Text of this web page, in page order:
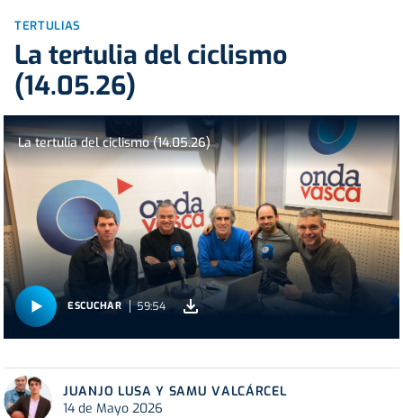
TERTULIAS
La tertulia del ciclismo
(14.05.26)
La tertulia del ciclismo (14.05.26)
ESCUCHAR 59:54
JUANJO LUSA Y SAMU VALCÁRCEL
14 de Mayo 2026